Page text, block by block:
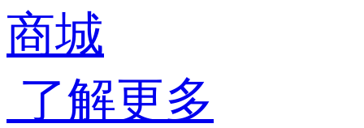
商城
了解更多